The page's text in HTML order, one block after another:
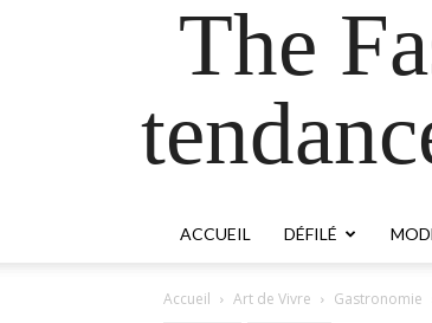
The
ACCUEIL DÉFILÉ
Accueil Art de Vivre Gastronomie